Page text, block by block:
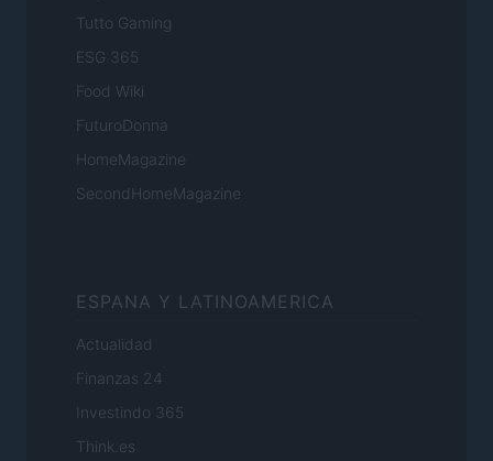
Tutto Gaming
ESG 365
Food Wiki
FuturoDonna
HomeMagazine
SecondHomeMagazine
ESPANA Y LATINOAMERICA
Actualidad
Finanzas 24
Investindo 365
Think.es